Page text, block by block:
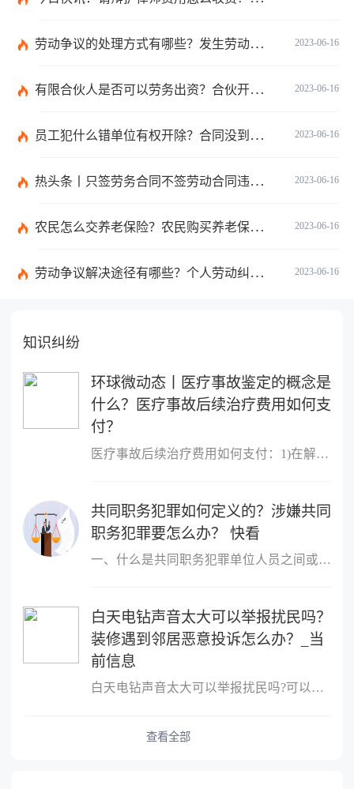
2023-06-16
劳动争议的处理方式有哪些？发生劳动纠纷应该先找谁？-世界时讯
2023-06-16
有限合伙人是否可以劳务出资？合伙开公司股权如何分配？-世界微速讯
2023-06-16
员工犯什么错单位有权开除？合同没到期单位解除合同怎么赔偿？ 全球快讯
2023-06-16
热头条丨只签劳务合同不签劳动合同违法吗？劳务合同最长不得超过多久？
2023-06-16
农民怎么交养老保险？农民购买养老保险可以携带哪些证件？
2023-06-16
劳动争议解决途径有哪些？个人劳动纠纷怎样解决？|天天头条
知识纠纷
环球微动态丨医疗事故鉴定的概念是
什么？医疗事故后续治疗费用如何支
付？
医疗事故后续治疗费用如何支付：1)在解决医疗事故赔偿时(即结案时)
共同职务犯罪如何定义的？涉嫌共同
职务犯罪要怎么办？ 快看
一、什么是共同职务犯罪单位人员之间或者单位人员与单位以外的人员
白天电钻声音太大可以举报扰民吗？
装修遇到邻居恶意投诉怎么办？_当
前信息
白天电钻声音太大可以举报扰民吗?可以举报扰民,可以向民警反映或者
查看全部